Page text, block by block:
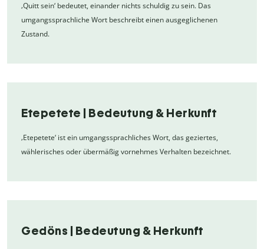
‚Quitt sein‘ bedeutet, einander nichts schuldig zu sein. Das
umgangssprachliche Wort beschreibt einen ausgeglichenen
Zustand.
Etepetete | Bedeutung & Herkunft
‚Etepetete‘ ist ein umgangssprachliches Wort, das geziertes,
wählerisches oder übermäßig vornehmes Verhalten bezeichnet.
Gedöns | Bedeutung & Herkunft